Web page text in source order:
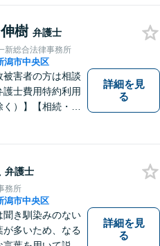
など適切な相談
しています。
樹 弁護士
新総合法律事務所
潟市中央区
被害者の方は相談
護士費用特約利用
）】【相続・債
ります
詳細を見
る
弁護士
務所
潟市中央区
聞き馴染みのない
が多いため、なる
詳細を見
る